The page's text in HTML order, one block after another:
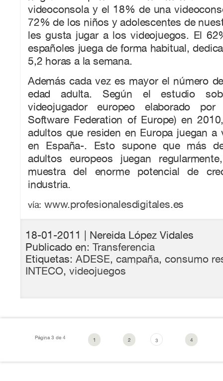
videoconsola y el 18% de una
72% de los niños y adolescentes de
les gusta jugar a los videojuegos. El
españoles juega de forma habitual,
5,2 horas a la semana.
Además cada vez es mayor el número
edad adulta. Según el estudio
videojugador europeo elaborado por
Software Federation of Europe) en
adultos que residen en Europa juegan a
en España-. Esto supone que más
adultos europeos juegan
muestra del enorme potencial de
industria.
vía: www.profesionalesdigitales.es
18-01-2011
| Nereida López Vidales
Publicado en: Transferencia
Etiquetas: ADESE, campaña, consumo
INTECO, videojuegos
Página 3 de 4 1 2 3 4